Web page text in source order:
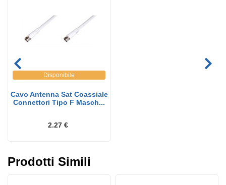
Disponibile
Cavo Antenna Sat Coassiale
Connettori Tipo F Masch...
2.27 €
Prodotti Simili